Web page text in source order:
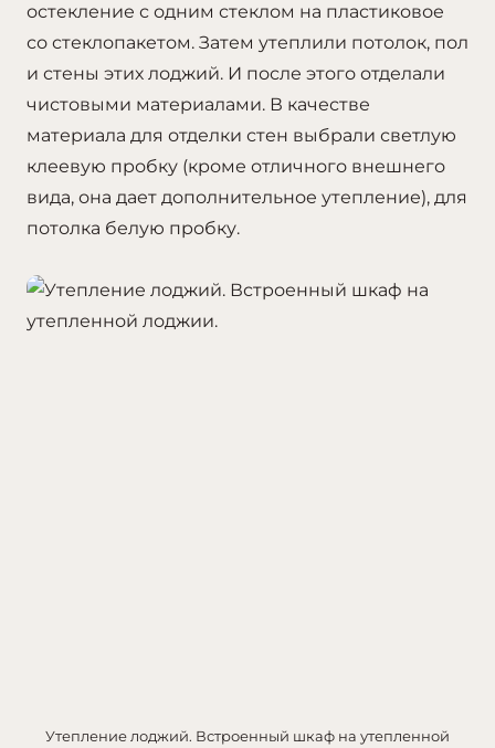
остекление с одним стеклом на пластиковое
со стеклопакетом. Затем утеплили потолок, пол
и стены этих лоджий. И после этого отделали
чистовыми материалами. В качестве
материала для отделки стен выбрали светлую
клеевую пробку (кроме отличного внешнего
вида, она дает дополнительное утепление), для
потолка белую пробку.
Утепление лоджий. Встроенный шкаф на утепленной